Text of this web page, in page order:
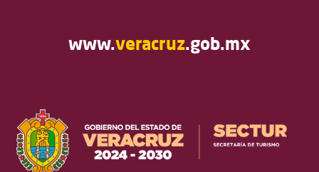
www.veracruz.gob.mx